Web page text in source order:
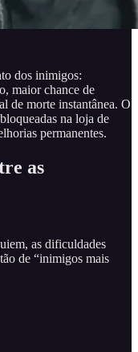
dos inimigos:
maior chance de
de morte instantânea. O
na loja de
permanentes.
as
as dificuldades
de “inimigos mais